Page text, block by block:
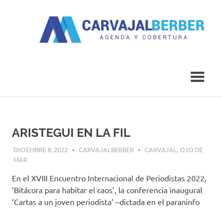
ARISTEGUI EN LA FIL
DICIEMBRE 8, 2022 CARVAJALBERBER CARVAJAL , OJO DE
MAR
En el XVIII Encuentro Internacional de Periodistas 2022,
‘Bitácora para habitar el caos’, la conferencia inaugural
‘Cartas a un joven periodista’ –dictada en el paraninfo